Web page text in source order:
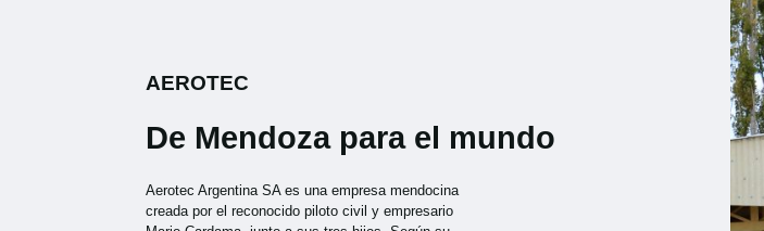
AEROTEC
De Mendoza para el mundo
Aerotec Argentina SA es una empresa mendocina
creada por el reconocido piloto civil y empresario